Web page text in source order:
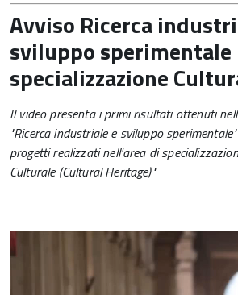
Avviso Ricerca
sviluppo sperimentale
specializzazione
Il video presenta i primi risultati ottenuti
"Ricerca industriale e sviluppo
progetti realizzati nell'area di
Culturale (Cultural Heritage)"